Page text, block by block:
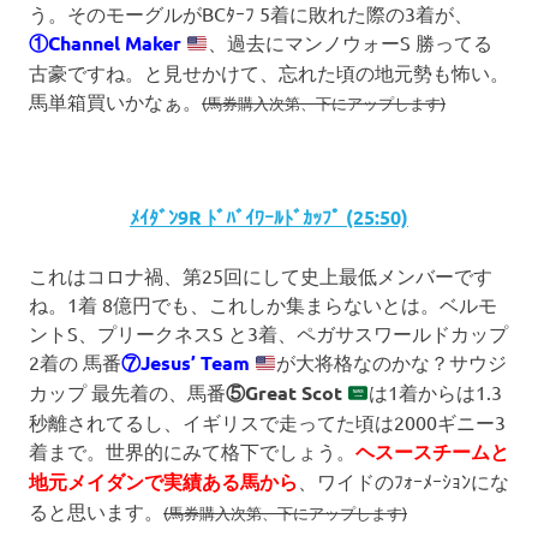
う。そのモーグルがBCﾀｰﾌ 5着に敗れた際の3着が、
①Channel Maker
、過去にマンノウォーS 勝ってる
古豪ですね。と見せかけて、忘れた頃の地元勢も怖い。
馬単箱買いかなぁ。 (馬券購入次第、下にアップします)
ﾒｲﾀﾞﾝ9R ﾄﾞﾊﾞｲﾜｰﾙﾄﾞｶｯﾌﾟ (25:50)
これはコロナ禍、第25回にして史上最低メンバーです
ね。1着 8億円でも、これしか集まらないとは。ベルモ
ントS、プリークネスS と3着、ペガサスワールドカップ
2着の 馬番⑦Jesus’ Team
が大将格なのかな？サウジ
カップ 最先着の、馬番⑤Great Scot
は1着からは1.3
秒離されてるし、イギリスで走ってた頃は2000ギニー3
着まで。世界的にみて格下でしょう。 ヘスースチームと
地元メイダンで実績ある馬から 、ワイドのﾌｫｰﾒｰｼｮﾝにな
ると思います。 (馬券購入次第、下にアップします)